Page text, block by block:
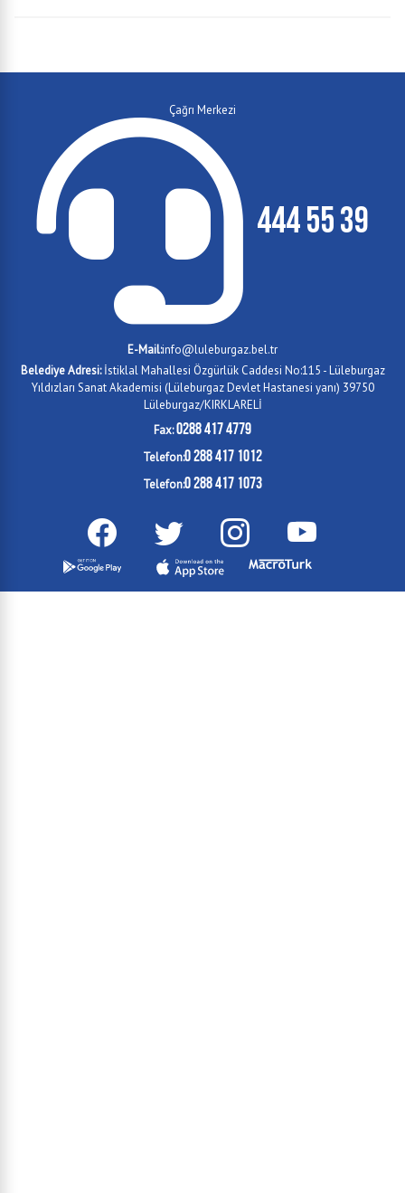
Çağrı Merkezi
444 55 39
E-Mail:info@luleburgaz.bel.tr
Belediye Adresi:İstiklal Mahallesi Özgürlük Caddesi No:115 - Lüleburgaz
Yıldızları Sanat Akademisi (Lüleburgaz Devlet Hastanesi yanı) 39750
Lüleburgaz/KIRKLARELİ
Fax:0288 417 4779
Telefon:0 288 417 1012
Telefon:0 288 417 1073